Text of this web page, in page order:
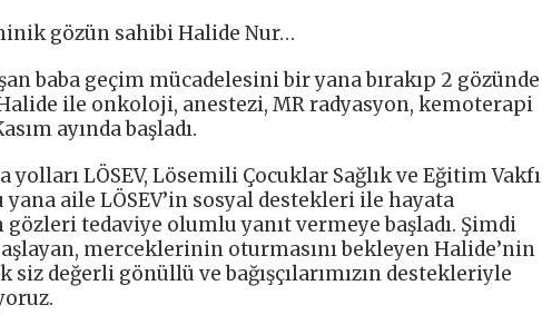
gözün sahibi Halide Nur…
baba geçim mücadelesini bir yana bırakıp 2 gözünde
ile onkoloji, anestezi, MR radyasyon, kemoterapi
ayında başladı.
yolları LÖSEV, Lösemili Çocuklar Sağlık ve Eğitim Vakfı
aile LÖSEV’in sosyal destekleri ile hayata
tedaviye olumlu yanıt vermeye başladı. Şimdi
merceklerinin oturmasını bekleyen Halide’nin
siz değerli gönüllü ve bağışçılarımızın destekleriyle